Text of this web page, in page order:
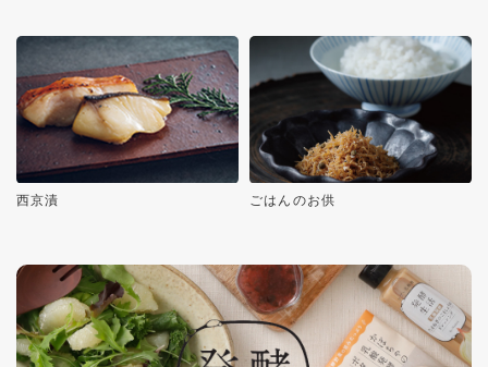
西京漬 ごはんのお供